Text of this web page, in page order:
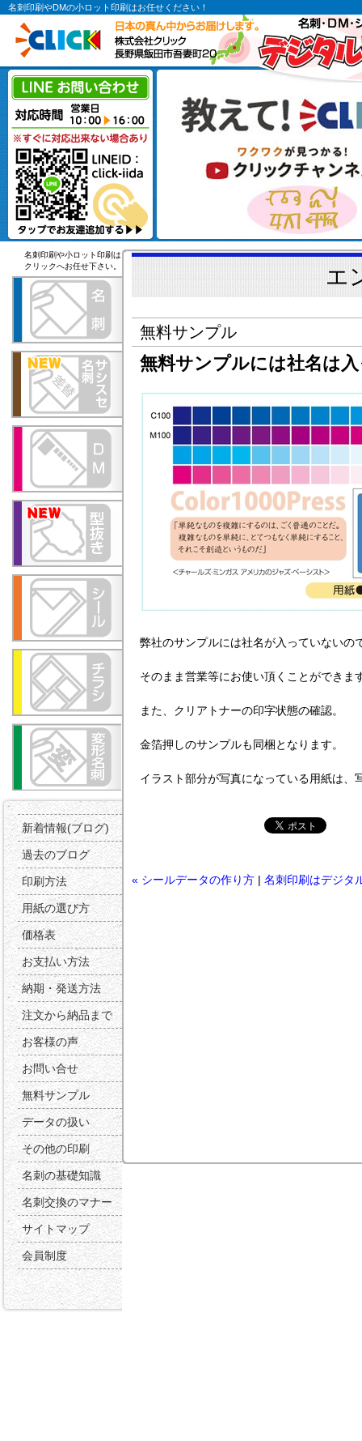
名刺印刷やDMの小ロット印刷はお任せください！
名刺印刷や小ロット印刷は
クリックへお任せ下さい。
新着情報(ブログ)
過去のブログ
印刷方法
用紙の選び方
価格表
お支払い方法
納期・発送方法
注文から納品まで
お客様の声
お問い合せ
無料サンプル
データの扱い
その他の印刷
名刺の基礎知識
名刺交換のマナー
サイトマップ
会員制度
エ
無料サンプル
無料サンプルには社名は
弊社のサンプルには社名が入っていないの
そのまま営業等にお使い頂くことができま
また、クリアトナーの印字状態の確認。
金箔押しのサンプルも同梱となります。
イラスト部分が写真になっている用紙は、
« シールデータの作り方 | 名刺印刷はデジタ